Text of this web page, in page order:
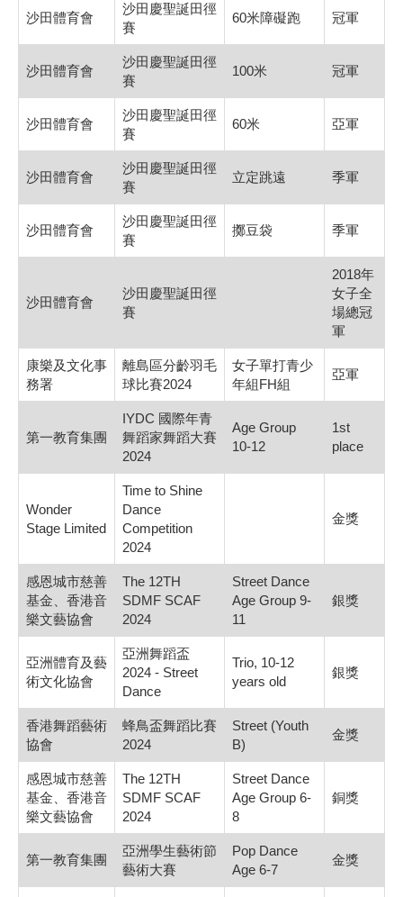
沙田體育會
沙田慶聖誕田徑
賽
60米障礙跑 冠軍
沙田體育會
沙田慶聖誕田徑
賽
100米 冠軍
沙田體育會
沙田慶聖誕田徑
賽
60米 亞軍
沙田體育會
沙田慶聖誕田徑
賽
立定跳遠 季軍
沙田體育會
沙田慶聖誕田徑
賽
擲豆袋 季軍
沙田體育會
沙田慶聖誕田徑
賽
2018年
女子全
場總冠
軍
康樂及文化事
務署
離島區分齡羽毛
球比賽2024
女子單打青少
年組FH組
亞軍
第一教育集團
IYDC 國際年青
舞蹈家舞蹈大賽
2024
Age Group
10-12
1st
place
Wonder
Stage Limited
Time to Shine
Dance
Competition
2024
金獎
感恩城市慈善
基金、香港音
樂文藝協會
The 12TH
SDMF SCAF
2024
Street Dance
Age Group 9-
11
銀獎
亞洲體育及藝
術文化協會
亞洲舞蹈盃
2024 - Street
Dance
Trio, 10-12
years old
銀獎
香港舞蹈藝術
協會
蜂鳥盃舞蹈比賽
2024
Street (Youth
B)
金獎
感恩城市慈善
基金、香港音
樂文藝協會
The 12TH
SDMF SCAF
2024
Street Dance
Age Group 6-
8
銅獎
第一教育集團
亞洲學生藝術節
藝術大賽
Pop Dance
Age 6-7
金獎